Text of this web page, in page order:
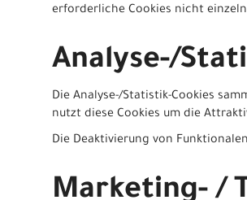
erforderliche Cookies nicht
Analyse-/
Die Analyse-/Statistik-Cookies
nutzt diese Cookies um die
Die Deaktivierung von
Marketing- /